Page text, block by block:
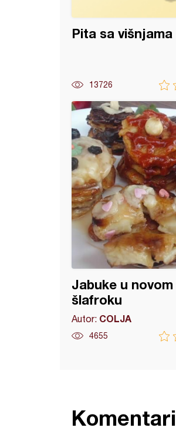
Pita sa višnjama
13726
Jabuke u novom
šlafroku
Autor: COLJA
4655
Komentari